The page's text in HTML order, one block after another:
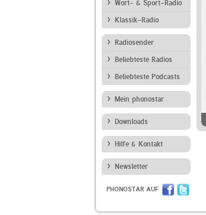
Wort- & Sport-Radio
Klassik-Radio
Radiosender
Beliebteste Radios
Beliebteste Podcasts
Mein phonostar
Downloads
Hilfe & Kontakt
Newsletter
PHONOSTAR AUF